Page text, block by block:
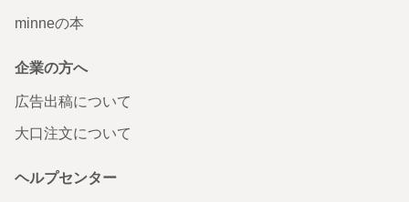
minneの本
企業の方へ
広告出稿について
大口注文について
ヘルプセンター